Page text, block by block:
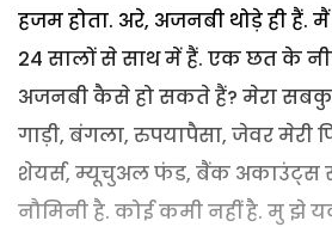
हजम होता. अरे, अजनबी थोड़े ही हैं.
24 सालों से साथ में हैं. एक छत के
अजनबी कैसे हो सकते हैं? मेरा
गाड़ी, बंगला, रुपयापैसा, जेवर मेरी
शेयर्स, म्यूचुअल फंड, बैंक अकाउंट्स
नौमिनी है. कोई कमी नहीं है. मु झे